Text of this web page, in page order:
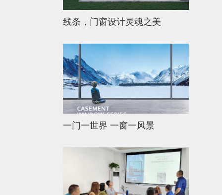
线条，门窗设计灵魂之美
一门一世界 一窗一风景